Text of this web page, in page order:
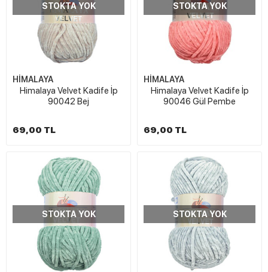
STOKTA YOK
HİMALAYA
Himalaya Velvet Kadife İp
90042 Bej
69,00 TL
STOKTA YOK
HİMALAYA
Himalaya Velvet Kadife İp
90046 Gül Pembe
69,00 TL
STOKTA YOK STOKTA YOK